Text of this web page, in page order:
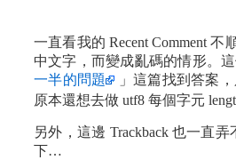
一直看我的 Recent Comment
中文字，而變成亂碼的情形。
一半的問題
」這篇找到答案
原本還想去做 utf8 每個字元
另外，這邊 Trackback 也一直
下…